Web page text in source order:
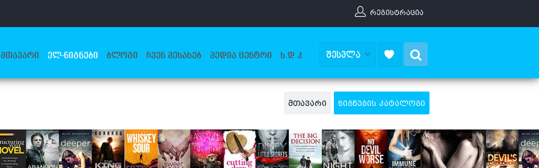
ᲠᲔᲒᲘᲡᲢᲠᲐᲪᲘᲐ
ᲛᲗᲐᲕᲐᲠᲘ ᲔᲚ-ᲬᲘᲒᲜᲔᲑᲘ ᲑᲚᲝᲒᲘ ᲩᲕᲔᲜ ᲨᲔᲡᲐᲮᲔᲑ ᲛᲔᲓᲘᲐ ᲪᲔᲜᲢᲠᲘ Ხ.Დ.Კ ᲨᲔᲡᲕᲚᲐ
ᲛᲗᲐᲕᲐᲠᲘ ᲬᲘᲒᲜᲔᲑᲘᲡ ᲙᲐᲢᲐᲚᲝᲒᲘ